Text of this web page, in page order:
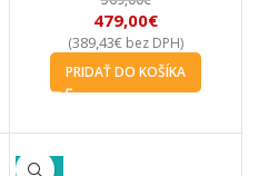
479,00€
(389,43€ bez DPH)
PRIDAŤ DO KOŠÍKA
-21%